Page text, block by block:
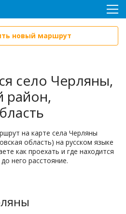
новый маршрут
село Черляны,
район,
на карте села Черляны
область) на русском языке
как проехать и где находится
него расстояние.